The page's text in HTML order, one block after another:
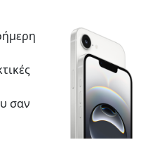
σαν